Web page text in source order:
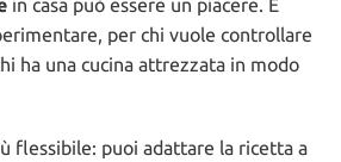
in casa può essere un piacere. È
per chi vuole controllare
ha una cucina attrezzata in modo
flessibile: puoi adattare la ricetta a